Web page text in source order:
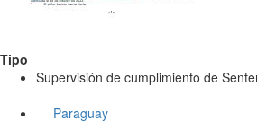
Tipo
Supervisión de cumplimiento de
Paraguay